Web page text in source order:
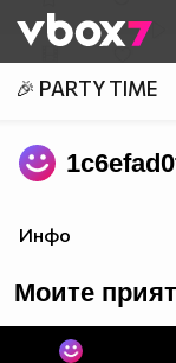
👾
🎉 PARTY TIME
Инфо
Моите